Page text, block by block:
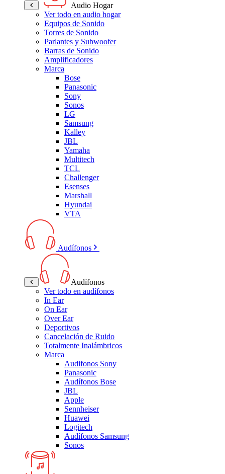
Audio Hogar
Ver todo en audio hogar
Equipos de Sonido
Torres de Sonido
Parlantes y Subwoofer
Barras de Sonido
Amplificadores
Marca
Bose
Panasonic
Sony
Sonos
LG
Samsung
Kalley
JBL
Yamaha
Multitech
TCL
Challenger
Esenses
Marshall
Hyundai
VTA
Audífonos
Audífonos
Ver todo en audífonos
In Ear
On Ear
Over Ear
Deportivos
Cancelación de Ruido
Totalmente Inalámbricos
Marca
Audifonos Sony
Panasonic
Audífonos Bose
JBL
Apple
Sennheiser
Huawei
Logitech
Audífonos Samsung
Sonos